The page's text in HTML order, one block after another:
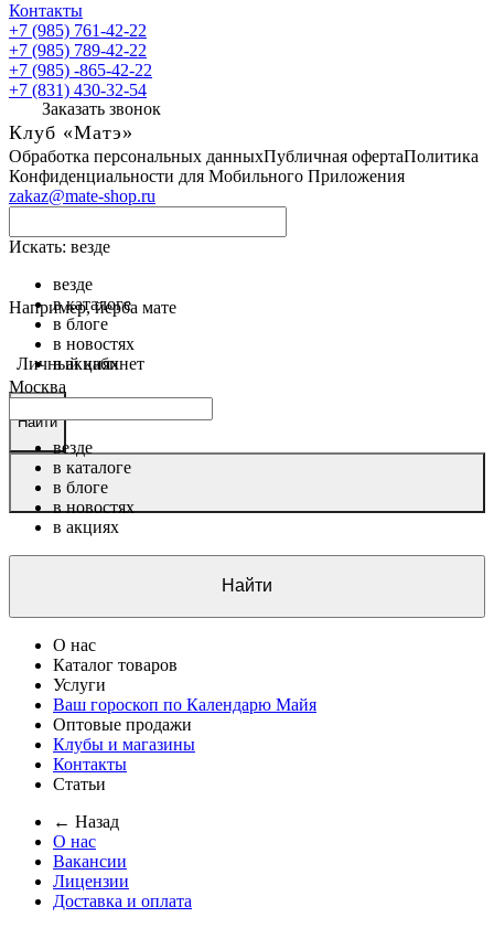
Контакты
+7 (985) 761-42-22
+7 (985) 789-42-22
+7 (985) -865-42-22
+7 (831) 430-32-54
Заказать звонок
Клуб «Матэ»
Обработка персональных данныхПубличная офертаПолитика
Конфиденциальности для Мобильного Приложения
zakaz@mate-shop.ru
Искать: везде
везде
в каталоге
в блоге
в новостях
в акциях
Найти
Например,йерба мате
Личный кабинет
Москва
везде
в каталоге
в блоге
в новостях
в акциях
Найти
О нас
Каталог товаров
Услуги
Ваш гороскоп по Календарю Майя
Оптовые продажи
Клубы и магазины
Контакты
Статьи
← Назад
О нас
Вакансии
Лицензии
Доставка и оплата